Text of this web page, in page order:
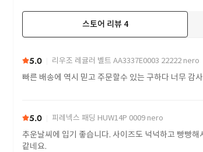
스토어 리뷰 4
5.0 리우조 레귤러 벨트 AA3337E0003 22222 nero
빠른 배송에 역시 믿고 주문할수 있는 구하다 너무 감
5.0 피레넥스 패딩 HUW14P 0009 nero
추운날씨에 입기 좋습니다. 사이즈도 넉넉하고 빵빵해
같네요.